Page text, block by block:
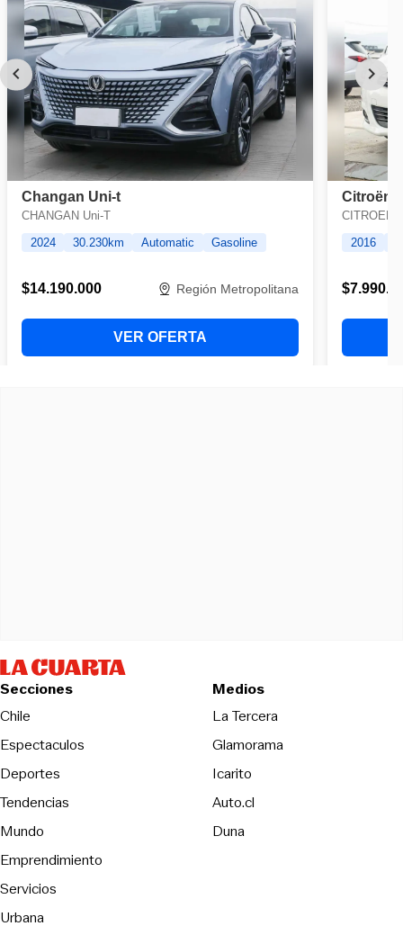
Secciones
Chile
Espectaculos
Deportes
Tendencias
Mundo
Emprendimiento
Servicios
Urbana
Medios
La Tercera
Glamorama
Icarito
Auto.cl
Duna